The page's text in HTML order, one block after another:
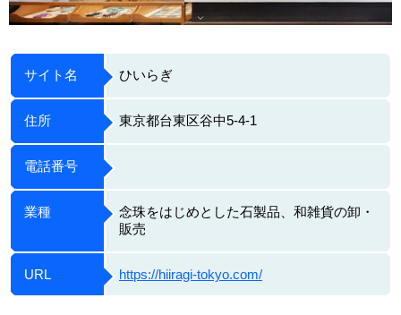
サイト名 ひいらぎ
住所 東京都台東区谷中5-4-1
電話番号
業種
念珠をはじめとした石製品、和雑貨の卸・
販売
URL https://hiiragi-tokyo.com/